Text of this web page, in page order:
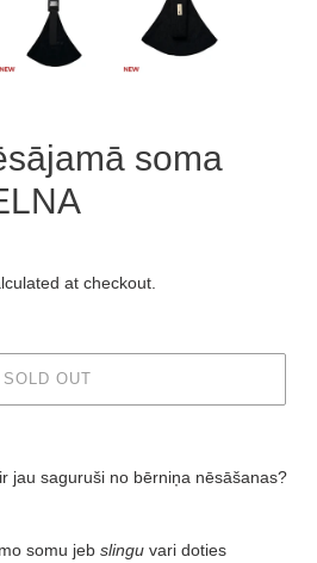
soma
at checkout.
SOLD OUT
jau saguruši no bērniņa nēsāšanas?
somu jeb slingu vari doties